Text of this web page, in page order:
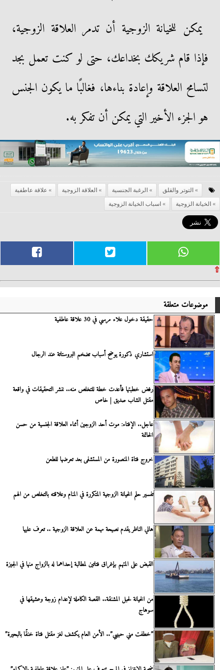
يمكن للخيانة الزوجية أن تدمر العلاقة الزوجية،
فإذا قام شريكك بخداعك، حتى لو كنت تعمل بجد
لتسامح العلاقة وإعادة بناءها، فغالبًا ما يكون الجنس
هو الجزء الأخير التي يمكن أن تفكر به.
التوتر والقلق الرغبة الجنسية العلاقة الزوجية
علاقة عاطفية
الخيانة الزوجية
اسباب الخيانة الزوجية
⇧
موضوعات متعلقة
حقيقة دخول علاء مرسي في 30 علاقة عاطفية
استشاري ذكورة يوضح أسباب تضخم البروستاتة عند الرجال
رفض خطبتها فأعدت خطة للتخلص منه.. ننشر التحقيقات في واقعة
مقتل الشاب صديق | خاص
عاجل.. الإفتاء: موت أحد الزوجين أثناء العلاقة الجنسية من حسن
الخاتمة
خروج فتاة المنصورة من المستشفى بعد تعرضها للطعن
تفسير حلم الخيانة الزوجية المتكررة في المنام وعلاقته بالتخلص من الهم
هاني الناظر يقدم نصيحة مهمة عن العلاقة الزوجية .. تعرف عليها
القبض على المتهم بإغراق فتاتين لمطالبة إحداهما له بالزواج منها في الجيزة
من الخيانة لحبل المشنقة.. القصة الكاملة لإعدام زوجة وعشيقها في
سوهاج
”خطفت مني حبيبي”.. الأمن العام يكشف لغز مقتل فتاة خنقًا بالبحيرة”